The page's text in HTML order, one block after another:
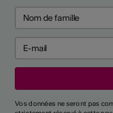
Vos données ne seront pas